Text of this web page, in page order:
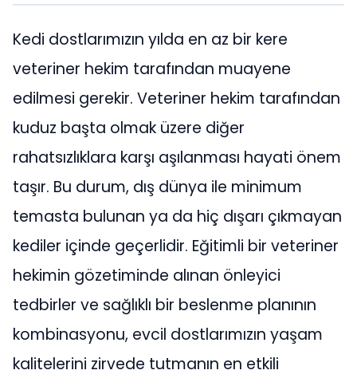
Kedi dostlarımızın yılda en az bir kere
veteriner hekim tarafından muayene
edilmesi gerekir. Veteriner hekim tarafından
kuduz başta olmak üzere diğer
rahatsızlıklara karşı aşılanması hayati önem
taşır. Bu durum, dış dünya ile minimum
temasta bulunan ya da hiç dışarı çıkmayan
kediler içinde geçerlidir. Eğitimli bir veteriner
hekimin gözetiminde alınan önleyici
tedbirler ve sağlıklı bir beslenme planının
kombinasyonu, evcil dostlarımızın yaşam
kalitelerini zirvede tutmanın en etkili